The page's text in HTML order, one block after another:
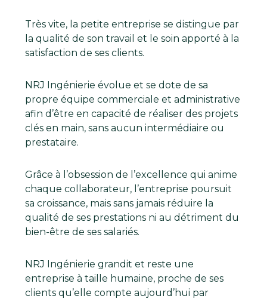
Très vite, la petite entreprise se distingue par
la qualité de son travail et le soin apporté à la
satisfaction de ses clients.
NRJ Ingénierie évolue et se dote de sa
propre équipe commerciale et administrative
afin d’être en capacité de réaliser des projets
clés en main, sans aucun intermédiaire ou
prestataire.
Grâce à l’obsession de l’excellence qui anime
chaque collaborateur, l’entreprise poursuit
sa croissance, mais sans jamais réduire la
qualité de ses prestations ni au détriment du
bien-être de ses salariés.
NRJ Ingénierie grandit et reste une
entreprise à taille humaine, proche de ses
clients qu’elle compte aujourd’hui par